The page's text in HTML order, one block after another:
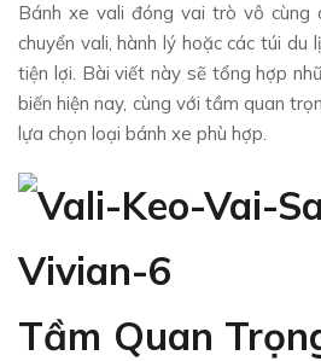
Bánh xe vali đóng vai trò vô cùng
chuyển vali, hành lý hoặc các túi du
tiện lợi. Bài viết này sẽ tổng hợp
biến hiện nay, cùng với tầm quan
lựa chọn loại bánh xe phù hợp.
Tầm Quan